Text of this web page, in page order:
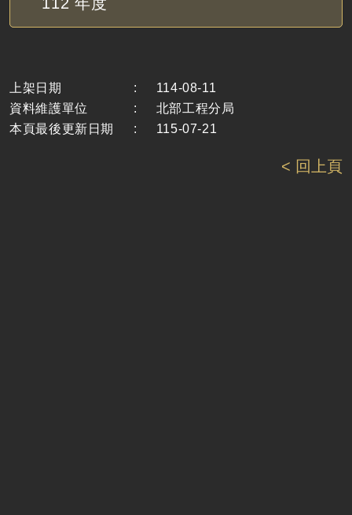
上架日期 :
114-08-11
資料維護單位
:
北部工程分局
本頁最後更新日期
: 115-07-21
< 回上頁